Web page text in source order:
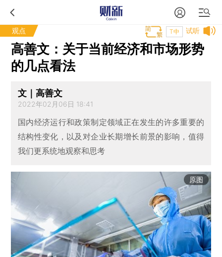
观点 试听
T中
高善文：关于当前经济和市场形势
的几点看法
文｜高善文
2022年02月06日 18:41
国内经济运行和政策制定领域正在发生的许多重要的
结构性变化，以及对企业长期增长前景的影响，值得
我们更系统地观察和思考
原图